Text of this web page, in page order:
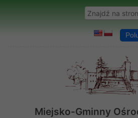
Wyszukaj w
Miejsko-Gminny